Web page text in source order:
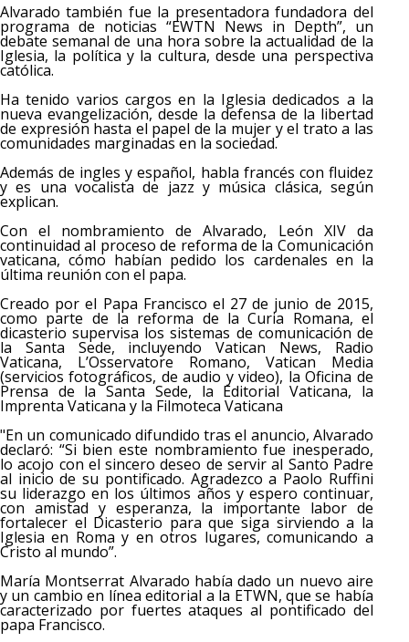
Alvarado también fue la presentadora fundadora del
programa de noticias “EWTN News in Depth”, un
debate semanal de una hora sobre la actualidad de la
Iglesia, la política y la cultura, desde una perspectiva
católica.
Ha tenido varios cargos en la Iglesia dedicados a la
nueva evangelización, desde la defensa de la libertad
de expresión hasta el papel de la mujer y el trato a las
comunidades marginadas en la sociedad.
Además de ingles y español, habla francés con fluidez
y es una vocalista de jazz y música clásica, según
explican.
Con el nombramiento de Alvarado, León XIV da
continuidad al proceso de reforma de la Comunicación
vaticana, cómo habían pedido los cardenales en la
última reunión con el papa.
Creado por el Papa Francisco el 27 de junio de 2015,
como parte de la reforma de la Curia Romana, el
dicasterio supervisa los sistemas de comunicación de
la Santa Sede, incluyendo Vatican News, Radio
Vaticana, L’Osservatore Romano, Vatican Media
(servicios fotográficos, de audio y video), la Oficina de
Prensa de la Santa Sede, la Editorial Vaticana, la
Imprenta Vaticana y la Filmoteca Vaticana
"En un comunicado difundido tras el anuncio, Alvarado
declaró: “Si bien este nombramiento fue inesperado,
lo acojo con el sincero deseo de servir al Santo Padre
al inicio de su pontificado. Agradezco a Paolo Ruffini
su liderazgo en los últimos años y espero continuar,
con amistad y esperanza, la importante labor de
fortalecer el Dicasterio para que siga sirviendo a la
Iglesia en Roma y en otros lugares, comunicando a
Cristo al mundo”.
María Montserrat Alvarado había dado un nuevo aire
y un cambio en línea editorial a la ETWN, que se había
caracterizado por fuertes ataques al pontificado del
papa Francisco.